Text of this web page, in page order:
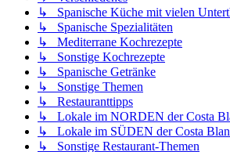
↳ Spanische Küche mit vielen
↳ Spanische Spezialitäten
↳ Mediterrane Kochrezepte
↳ Sonstige Kochrezepte
↳ Spanische Getränke
↳ Sonstige Themen
↳ Restauranttipps
↳ Lokale im NORDEN der Costa
↳ Lokale im SÜDEN der Costa
↳ Sonstige Restaurant-Themen